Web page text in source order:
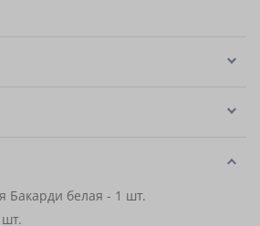
Бакарди белая - 1 шт.